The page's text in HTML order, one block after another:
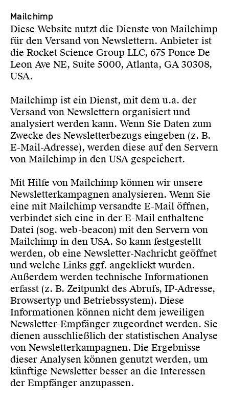
Mailchimp
Diese Website nutzt die Dienste von Mailchimp
für den Versand von Newslettern. Anbieter ist
die Rocket Science Group LLC, 675 Ponce De
Leon Ave NE, Suite 5000, Atlanta, GA 30308,
USA.
Mailchimp ist ein Dienst, mit dem u.a. der
Versand von Newslettern organisiert und
analysiert werden kann. Wenn Sie Daten zum
Zwecke des Newsletterbezugs eingeben (z. B.
E-Mail-Adresse), werden diese auf den Servern
von Mailchimp in den USA gespeichert.
Mit Hilfe von Mailchimp können wir unsere
Newsletterkampagnen analysieren. Wenn Sie
eine mit Mailchimp versandte E-Mail öffnen,
verbindet sich eine in der E-Mail enthaltene
Datei (sog. web-beacon) mit den Servern von
Mailchimp in den USA. So kann festgestellt
werden, ob eine Newsletter-Nachricht geöffnet
und welche Links ggf. angeklickt wurden.
Außerdem werden technische Informationen
erfasst (z. B. Zeitpunkt des Abrufs, IP-Adresse,
Browsertyp und Betriebssystem). Diese
Informationen können nicht dem jeweiligen
Newsletter-Empfänger zugeordnet werden. Sie
dienen ausschließlich der statistischen Analyse
von Newsletterkampagnen. Die Ergebnisse
dieser Analysen können genutzt werden, um
künftige Newsletter besser an die Interessen
der Empfänger anzupassen.